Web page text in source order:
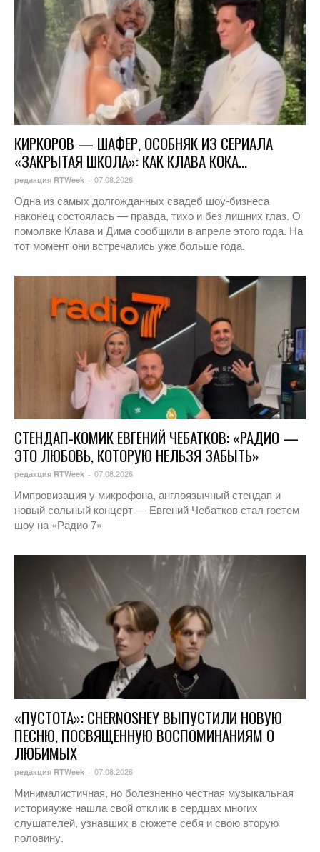
КИРКОРОВ — ШАФЕР, ОСОБНЯК ИЗ СЕРИАЛА
«ЗАКРЫТАЯ ШКОЛА»: КАК КЛАВА КОКА...
редакция RTWeek - 07.08.2026
Одна из самых долгожданных свадеб шоу-бизнеса
наконец состоялась — правда, тихо и без лишних глаз. О
помолвке Клава и Дима сообщили в апреле этого года. На
тот момент они встречались уже больше года.
СТЕНДАП-КОМИК ЕВГЕНИЙ ЧЕБАТКОВ: «РАДИО —
ЭТО ЛЮБОВЬ, КОТОРУЮ НЕЛЬЗЯ ЗАБЫТЬ»
редакция RTWeek - 07.08.2026
Импровизация у микрофона, англоязычный стендап и
новый сольный концерт — Евгений Чебатков стал гостем
шоу на «Радио 7»
«ПУСТОТА»: CHERNOSHEY ВЫПУСТИЛИ НОВУЮ
ПЕСНЮ, ПОСВЯЩЕННУЮ ВОСПОМИНАНИЯМ О
ЛЮБИМЫХ
редакция RTWeek - 07.08.2026
Минималистичная, но болезненно честная музыкальная
историяуже нашла свой отклик в сердцах многих
слушателей, узнавших в сюжете себя и свою вторую
половину.